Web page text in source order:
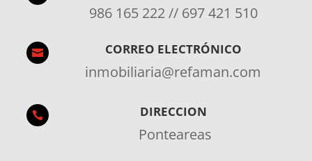
986 165 222 // 697 421 510
 CORREO ELECTRÓNICO
inmobiliaria@refaman.com
 DIRECCION
Ponteareas